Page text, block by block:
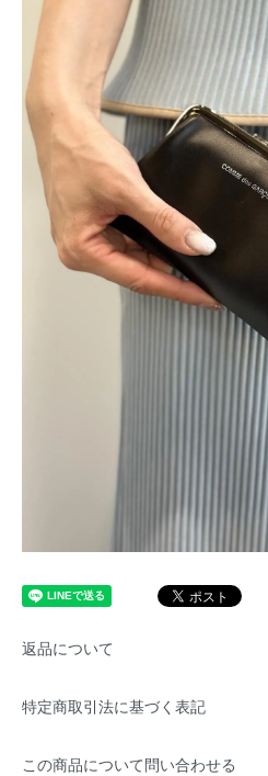
返品について
特定商取引法に基づく表記
この商品について問い合わせる